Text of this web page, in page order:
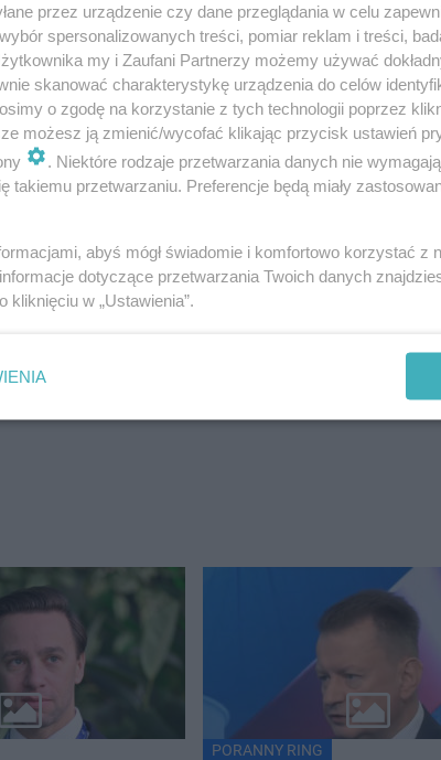
ataku na kibiców Manchesteru United
Manchesteru United w Gdańsku. Do zdarzenia
na Starym Mieście. Napastnikami mieli być
z grupy?
PORANNY RING
przez urządzenie czy dane przeglądania w celu
spersonalizowanych treści, pomiar reklam i treści,
my i Zaufani Partnerzy możemy używać
skanować charakterystykę urządzenia do celów
o zgodę na korzystanie z tych technologii poprzez
możesz ją zmienić/wycofać klikając przycisk ustawień
. Niektóre rodzaje przetwarzania danych nie
takiemu przetwarzaniu. Preferencje będą miały
abyś mógł świadomie i komfortowo korzystać z
dotyczące przetwarzania Twoich danych
kliknięciu w „Ustawienia”.